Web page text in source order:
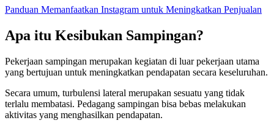
Panduan Memanfaatkan Instagram untuk Meningkatkan Penjualan
Apa itu Kesibukan Sampingan?
Pekerjaan sampingan merupakan kegiatan di luar pekerjaan utama
yang bertujuan untuk meningkatkan pendapatan secara keseluruhan.
Secara umum, turbulensi lateral merupakan sesuatu yang tidak
terlalu membatasi. Pedagang sampingan bisa bebas melakukan
aktivitas yang menghasilkan pendapatan.